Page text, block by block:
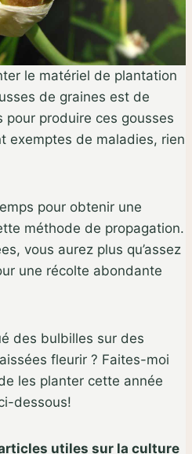
le matériel de plantation
de graines est de
pour produire ces gousses
exemptes de maladies, rien
pour obtenir une
méthode de propagation.
vous aurez plus qu’assez
une récolte abondante
des bulbilles sur des
fleurir ? Faites-moi
les planter cette année
dessous!
utiles sur la culture